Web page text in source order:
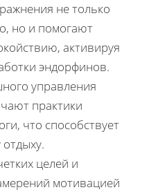
не только
но и помогают
активируя
эндорфинов.
управления
практики
что способствует
целей и
мотивацией